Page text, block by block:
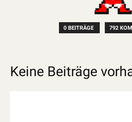
0 BEITRÄGE 792
Keine Beiträge